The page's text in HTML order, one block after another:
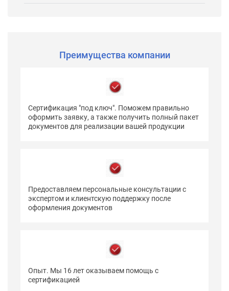
Преимущества компании
Сертификация "под ключ". Поможем правильно
оформить заявку, а также получить полный пакет
документов для реализации вашей продукции
Предоставляем персональные консультации с
экспертом и клиентскую поддержку после
оформления документов
Опыт. Мы 16 лет оказываем помощь с
сертификацией